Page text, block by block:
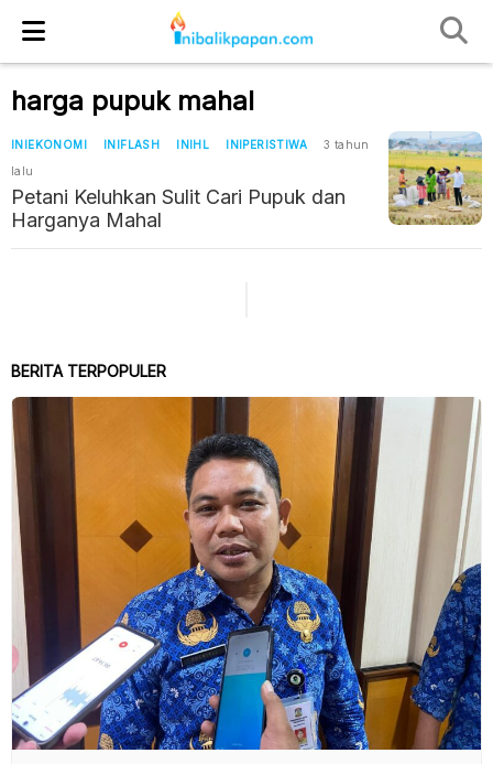
harga pupuk mahal
INIEKONOMI INIFLASH INIHL INIPERISTIWA
3 tahun
lalu
Petani Keluhkan Sulit Cari Pupuk dan
Harganya Mahal
BERITA TERPOPULER